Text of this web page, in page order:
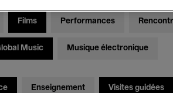
Films Performances
Music Musique électronique
Enseignement Visites guidées